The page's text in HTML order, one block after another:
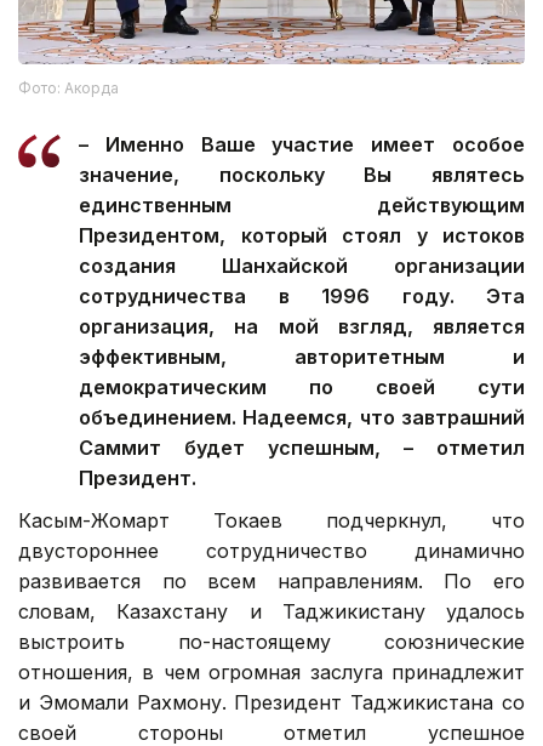
Фото: Акорда
– Именно Ваше участие имеет особое
значение, поскольку Вы являтесь
единственным действующим
Президентом, который стоял у истоков
создания Шанхайской организации
сотрудничества в 1996 году. Эта
организация, на мой взгляд, является
эффективным, авторитетным и
демократическим по своей сути
объединением. Надеемся, что завтрашний
Саммит будет успешным, – отметил
Президент.
Касым-Жомарт Токаев подчеркнул, что
двустороннее сотрудничество динамично
развивается по всем направлениям. По его
словам, Казахстану и Таджикистану удалось
выстроить по-настоящему союзнические
отношения, в чем огромная заслуга принадлежит
и Эмомали Рахмону. Президент Таджикистана со
своей стороны отметил успешное